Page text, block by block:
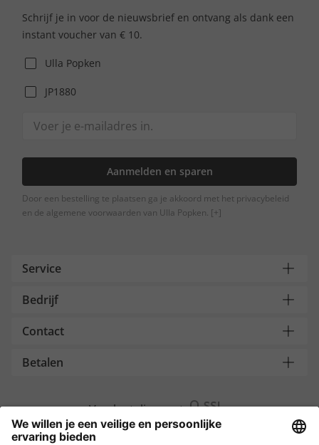
Schrijf je in voor de nieuwsbrief en ontvang als dank een
instant voucher van € 10.
Ulla Popken
JP1880
Aanmelden en sparen
Door een bestelling te plaatsen ga je akkoord met het privacybeleid
en de algemene voorwaarden van Ulla Popken. [+]
Service
Bedrijf
Contact
Betalen
Versleuteling met